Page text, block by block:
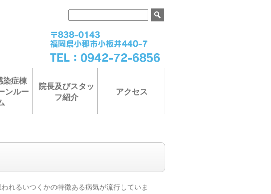
染症棟
ンルー
院長及びスタッ
フ紹介
アクセス
れるいつくかの特徴ある病気が流行していま